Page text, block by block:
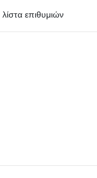
επιθυμιών